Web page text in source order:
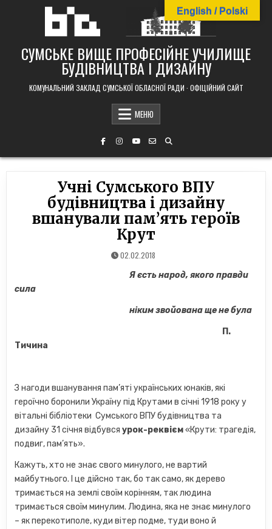
СУМСЬКЕ ВИЩЕ ПРОФЕСІЙНЕ УЧИЛИЩЕ
БУДІВНИЦТВА І ДИЗАЙНУ
КОМУНАЛЬНИЙ ЗАКЛАД СУМСЬКОЇ ОБЛАСНОЇ РАДИ · ОФІЦІЙНИЙ САЙТ
МЕНЮ
Учні Сумського ВПУ
будівництва і дизайну
вшанували пам’ять героїв
Крут
02.02.2018
Я єсть народ, якого правди
сила
ніким звойована ще не була
П.
Тичина
З нагоди вшанування пам’яті українських юнаків, які
героїчно боронили Україну під Крутами в січні 1918 року у
вітальні бібліотеки Сумського ВПУ будівництва та
дизайну 31 січня відбувсяурок-реквієм«Крути: трагедія,
подвиг, пам’ять».
Кажуть, хто не знає свого минулого, не вартий
майбутнього. І це дійсно так, бо так само, як дерево
тримається на землі своїм корінням, так людина
тримається своїм минулим. Людина, яка не знає минулого
– як перекотиполе, куди вітер подме, туди воно й
English / Polski